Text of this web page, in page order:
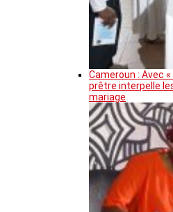
Cameroun : Avec «
prêtre interpelle
mariage